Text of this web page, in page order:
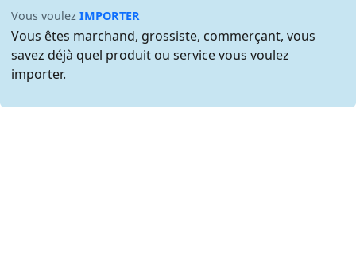
Vous voulezIMPORTER
Vous êtes marchand, grossiste, commerçant, vous
savez déjà quel produit ou service vous voulez
importer.